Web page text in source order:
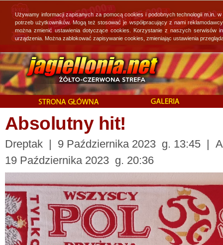
Absolutny hit!
Dreptak | 9 Października 2023 g. 13:45 |
19 Października 2023 g. 20:36
Używamy informacji zapisanych za pomocą cookies i podobnych technologii
potrzeb użytkowników. Mogą też stosować je współpracujący z nami
można zmienić ustawienia dotyczące cookies. Korzystanie z naszych
urządzenia. Można zablokować zapisywanie cookies, zmieniając ustawienia